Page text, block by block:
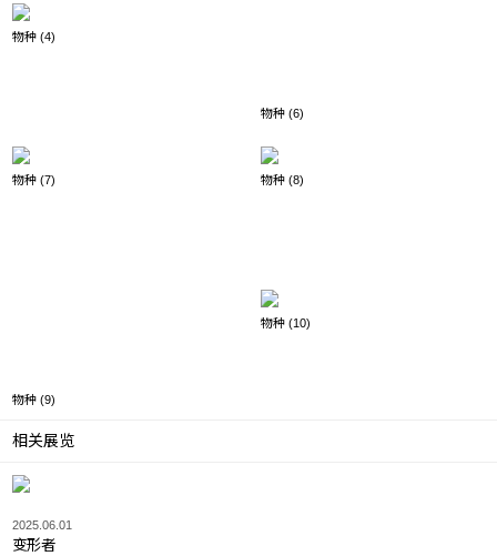
物种 (4)
物种 (6)
物种 (7) 物种 (8)
物种 (9)
物种 (10)
相关展览
2025.06.01
变形者